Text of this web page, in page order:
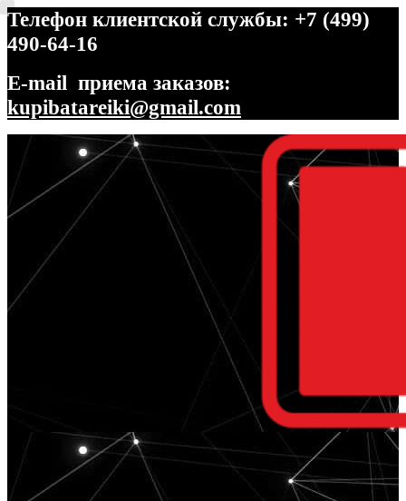
Телефон клиентской службы: +7 (499)
490-64-16
E-mail приема заказов:
kupibatareiki@gmail.com
Перейти
навигации
Перейти
содержимому